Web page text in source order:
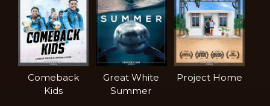
Comeback
Kids
Great White
Summer
Project Home